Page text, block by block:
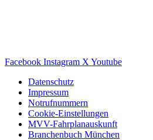
Facebook Instagram X Youtube
Datenschutz
Impressum
Notrufnummern
Cookie-Einstellungen
MVV-Fahrplanauskunft
Branchenbuch München